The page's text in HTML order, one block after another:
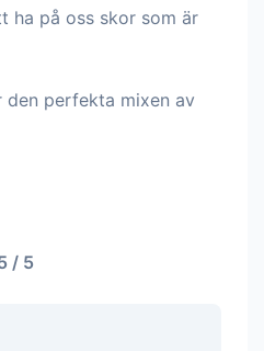
ha på oss skor som är
den perfekta mixen av
/ 5